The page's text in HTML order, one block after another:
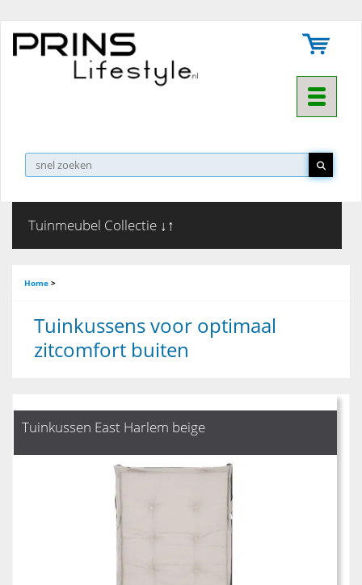
Toggle
▼
Tuinmeubel Collectie ↓↑
Home >
Tuinkussens voor optimaal
zitcomfort buiten
Tuinkussen East Harlem beige